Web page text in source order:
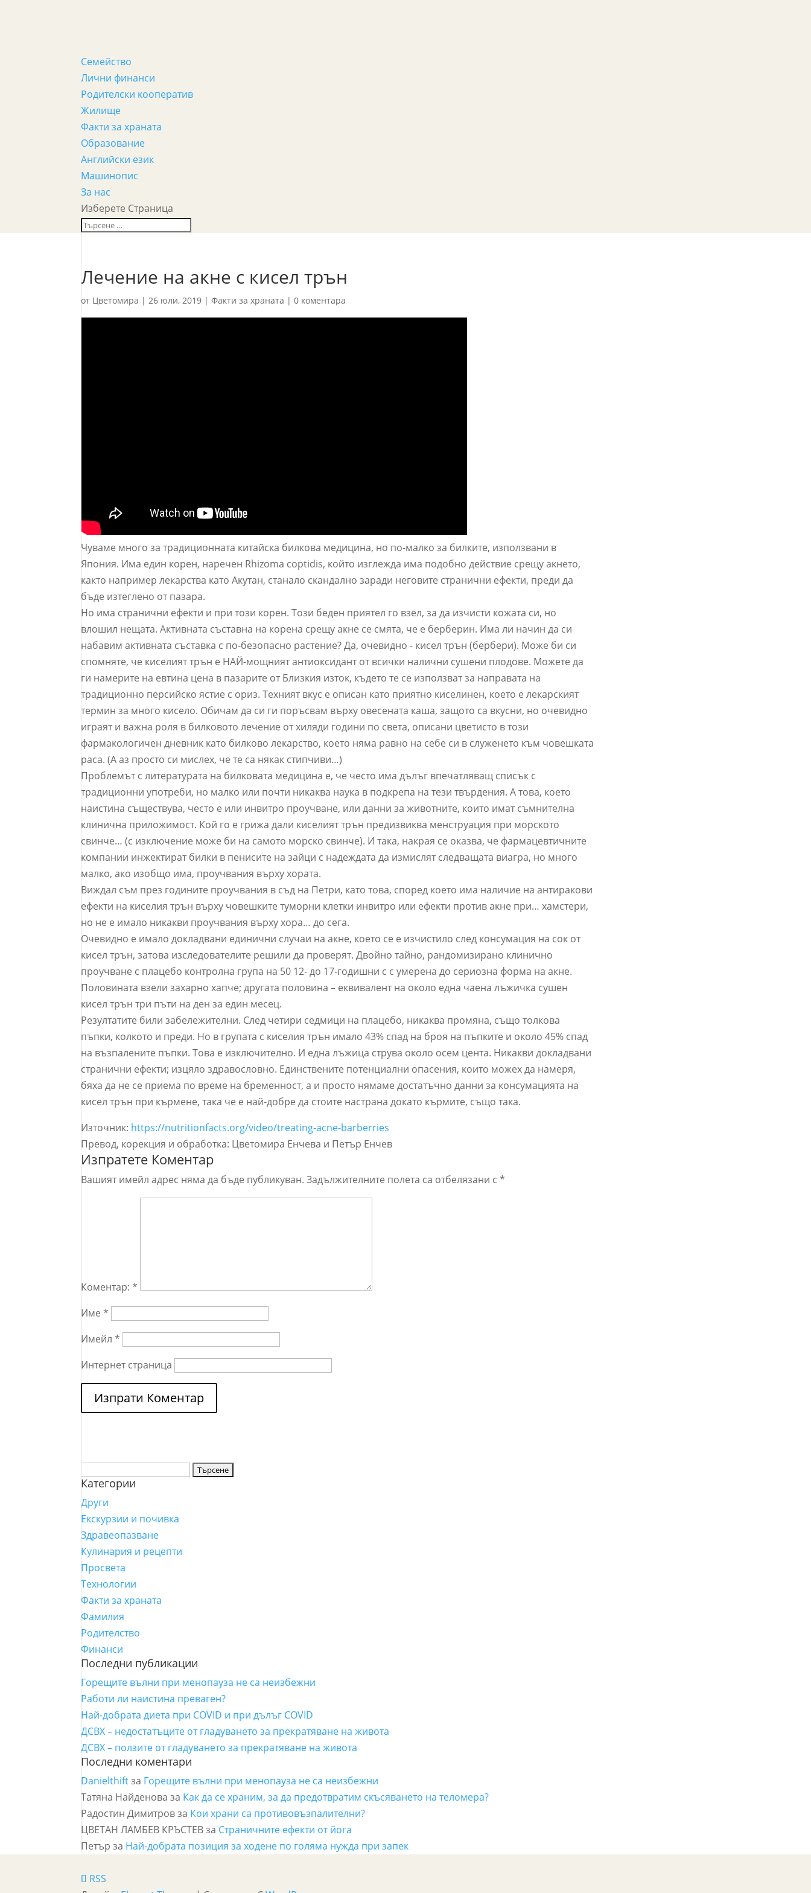
Семейство
Лични финанси
Родителски кооператив
Жилище
Факти за храната
Образование
Английски език
Машинопис
За нас
Изберете Страница
Лечение на акне с кисел трън
от Цветомира |26 юли, 2019 |Факти за храната |0 коментара
Чуваме много за традиционната китайска билкова медицина, но по-малко за билките, използвани в
Япония. Има един корен, наречен Rhizoma coptidis, който изглежда има подобно действие срещу акнето,
както например лекарства като Акутан, станало скандално заради неговите странични ефекти, преди да
бъде изтеглено от пазара.
Но има странични ефекти и при този корен. Този беден приятел го взел, за да изчисти кожата си, но
влошил нещата. Активната съставна на корена срещу акне се смята, че е берберин. Има ли начин да си
набавим активната съставка с по-безопасно растение? Да, очевидно - кисел трън (бербери). Може би си
спомняте, че киселият трън е НАЙ-мощният антиоксидант от всички налични сушени плодове. Можете да
ги намерите на евтина цена в пазарите от Близкия изток, където те се използват за направата на
традиционно персийско ястие с ориз. Техният вкус е описан като приятно киселинен, което е лекарският
термин за много кисело. Обичам да си ги поръсвам върху овесената каша, защото са вкусни, но очевидно
играят и важна роля в билковото лечение от хиляди години по света, описани цветисто в този
фармакологичен дневник като билково лекарство, което няма равно на себе си в служенето към човешката
раса. (А аз просто си мислех, че те са някак стипчиви…)
Проблемът с литературата на билковата медицина е, че често има дълъг впечатляващ списък с
традиционни употреби, но малко или почти никаква наука в подкрепа на тези твърдения. А това, което
наистина съществува, често е или инвитро проучване, или данни за животните, които имат съмнителна
клинична приложимост. Кой го е грижа дали киселият трън предизвиква менструация при морското
свинче… (с изключение може би на самото морско свинче). И така, накрая се оказва, че фармацевтичните
компании инжектират билки в пенисите на зайци с надеждата да измислят следващата виагра, но много
малко, ако изобщо има, проучвания върху хората.
Виждал съм през годините проучвания в съд на Петри, като това, според което има наличие на антиракови
ефекти на киселия трън върху човешките туморни клетки инвитро или ефекти против акне при… хамстери,
но не е имало никакви проучвания върху хора… до сега.
Очевидно е имало докладвани единични случаи на акне, което се е изчистило след консумация на сок от
кисел трън, затова изследователите решили да проверят. Двойно тайно, рандомизирано клинично
проучване с плацебо контролна група на 50 12- до 17-годишни с с умерена до сериозна форма на акне.
Половината взели захарно хапче; другата половина – еквивалент на около една чаена лъжичка сушен
кисел трън три пъти на ден за един месец.
Резултатите били забележителни. След четири седмици на плацебо, никаква промяна, също толкова
пъпки, колкото и преди. Но в групата с киселия трън имало 43% спад на броя на пъпките и около 45% спад
на възпалените пъпки. Това е изключително. И една лъжица струва около осем цента. Никакви докладвани
странични ефекти; изцяло здравословно. Единствените потенциални опасения, които можех да намеря,
бяха да не се приема по време на бременност, а и просто нямаме достатъчно данни за консумацията на
кисел трън при кърмене, така че е най-добре да стоите настрана докато кърмите, също така.
Източник: https://nutritionfacts.org/video/treating-acne-barberries
Превод, корекция и обработка: Цветомира Енчева и Петър Енчев
Изпратете Коментар
Вашият имейл адрес няма да бъде публикуван. Задължителните полета са отбелязани с*
Коментар:*
Име*
Имейл*
Интернет страница
за:
Категории
Други
Екскурзии и почивка
Здравеопазване
Кулинария и рецепти
Просвета
Технологии
Факти за храната
Фамилия
Родителство
Финанси
Последни публикации
Горещите вълни при менопауза не са неизбежни
Работи ли наистина преваген?
Най-добрата диета при COVID и при дълъг COVID
ДСВХ – недостатъците от гладуването за прекратяване на живота
ДСВХ – ползите от гладуването за прекратяване на живота
Последни коментари
Danielthiftза Горещите вълни при менопауза не са неизбежни
Татяна Найденова за Как да се храним, за да предотвратим скъсяването на теломера?
Радостин Димитровза Кои храни са противовъзпалителни?
ЦВЕТАН ЛАМБЕВ КРЪСТЕВза Страничните ефекти от йога
Петър за Най-добрата позиция за ходене по голяма нужда при запек
RSS